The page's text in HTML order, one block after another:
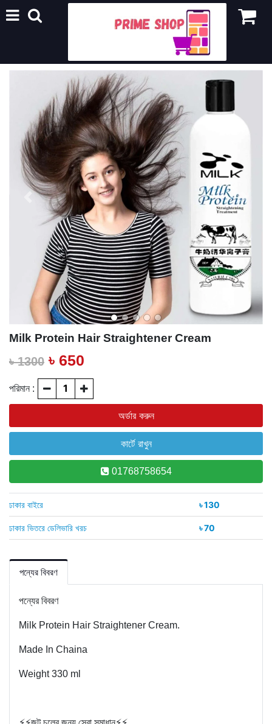
Previous Next
Milk Protein Hair Straightener Cream
৳ 1300 ৳ 650
পরিমান :
01768758654
ঢাকার বাইরে ৳ 130
ঢাকার ভিতরে ডেলিভারি খরচ ৳ 70
পন্যের বিবরণ
পন্যের বিবরণ
Milk Protein Hair Straightener Cream.
Made In Chaina
Weight 330 ml